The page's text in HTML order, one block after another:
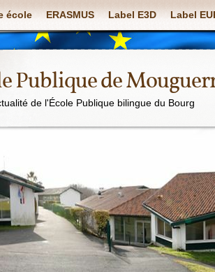
école ERASMUS Label E3D Label
Publique de
de l'École Publique bilingue du Bourg